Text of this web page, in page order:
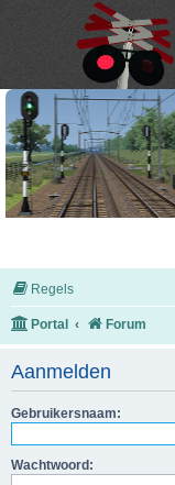
Regels
Portal Forum
Aanmelden
Gebruikersnaam:
Wachtwoord: